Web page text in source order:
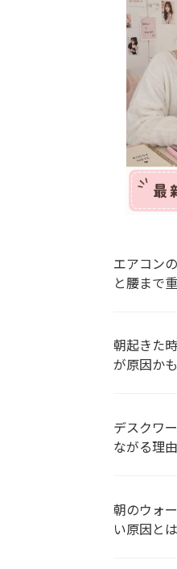
エアコン
と腰まで
朝起きた
が原因か
デスクワ
ながる理由
朝のウォ
い原因とは